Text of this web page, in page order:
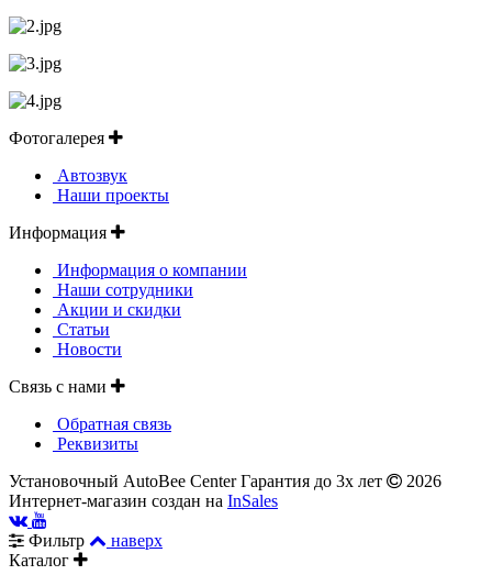
Фотогалерея
Автозвук
Наши проекты
Информация
Информация о компании
Наши сотрудники
Акции и скидки
Статьи
Новости
Связь с нами
Обратная связь
Реквизиты
Установочный AutoBee Center Гарантия до 3х лет
2026
Интернет-магазин создан на InSales
Фильтр
наверх
Каталог